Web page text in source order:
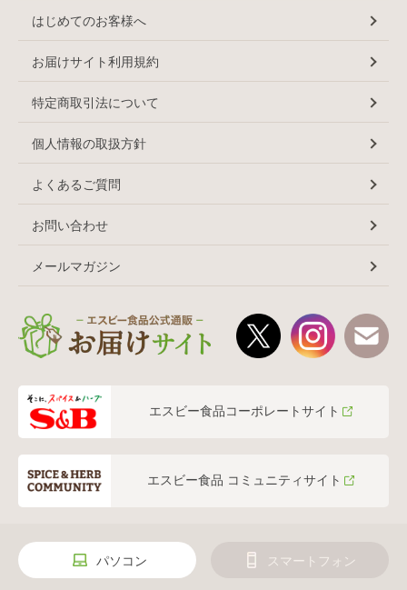
はじめてのお客様へ
お届けサイト利用規約
特定商取引法について
個人情報の取扱方針
よくあるご質問
お問い合わせ
メールマガジン
エスビー食品コーポレートサイト
エスビー食品 コミュニティサイト
パソコン スマートフォン